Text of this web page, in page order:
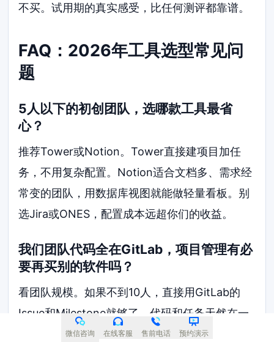
不买。试用期的真实感受，比任何测评都靠谱。
FAQ：2026年工具选型常见问
题
5人以下的初创团队，选哪款工具最省
心？
推荐Tower或Notion。Tower直接建项目加任
务，不用复杂配置。Notion适合文档多、需求经
常变的团队，用数据库视图就能做轻量看板。别
选Jira或ONES，配置成本远超你们的收益。
我们团队代码全在GitLab，项目管理有必
要再买别的软件吗？
看团队规模。如果不到10人，直接用GitLab的
Issue和Milestone就够了，代码和任务天然在一
起。超过20人，跨组沟通多，GitLab的项目视图
微信咨询 在线客服 售前电话 预约演示